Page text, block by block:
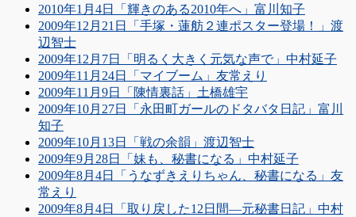
2010年1月4日「輝きのある2010年へ」富川知子
2009年12月21日「手塚・蓮舫２連ポスター登場！」渡
辺智士
2009年12月7日「明るく大きく元気な声で」中村延子
2009年11月24日「マイブーム」友常えり
2009年11月9日「陳情裏話」土橋雄宇
2009年10月27日「永田町ガールのドタバタ日記」富川
知子
2009年10月13日「戦の余韻」渡辺智士
2009年9月28日「妹も、秘書になる」中村延子
2009年8月4日「うなずきえりちゃん、秘書になる」友
常えり
2009年8月4日「取り戻した12日間―元秘書日記」中村